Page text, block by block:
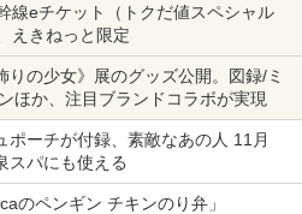
線eチケット（トクだ値スペシャル
えきねっと限定
りの少女》展のグッズ公開。図録/ミ
ほか、注目ブランドコラボが実現
ポーチが付録、素敵なあの人 11月
スパにも使える
のペンギン チキンのり弁」